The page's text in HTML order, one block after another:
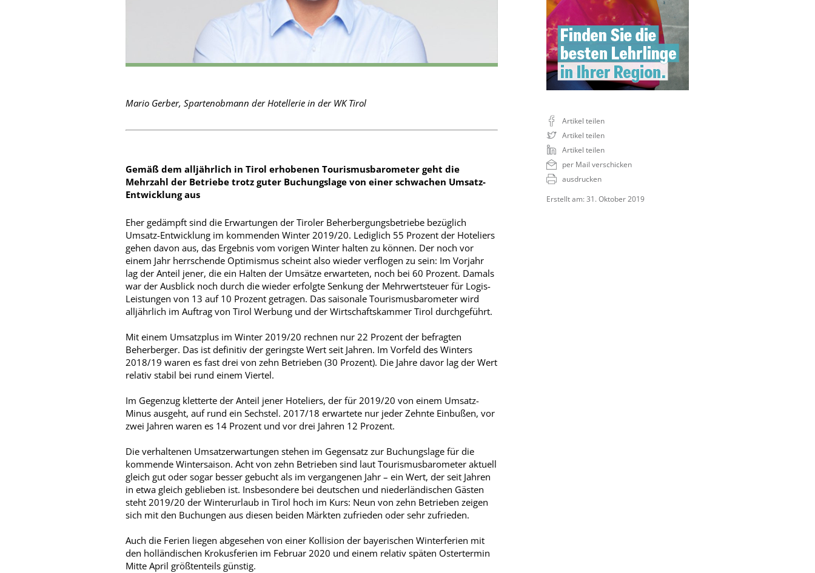
Mario Gerber, Spartenobmann der Hotellerie in der WK Tirol
Gemäß dem alljährlich in Tirol erhobenen Tourismusbarometer geht die
Mehrzahl der Betriebe trotz guter Buchungslage von einer schwachen Umsatz-
Entwicklung aus
Eher gedämpft sind die Erwartungen der Tiroler Beherbergungsbetriebe bezüglich
Umsatz-Entwicklung im kommenden Winter 2019/20. Lediglich 55 Prozent der Hoteliers
gehen davon aus, das Ergebnis vom vorigen Winter halten zu können. Der noch vor
einem Jahr herrschende Optimismus scheint also wieder verflogen zu sein: Im Vorjahr
lag der Anteil jener, die ein Halten der Umsätze erwarteten, noch bei 60 Prozent. Damals
war der Ausblick noch durch die wieder erfolgte Senkung der Mehrwertsteuer für Logis-
Leistungen von 13 auf 10 Prozent getragen. Das saisonale Tourismusbarometer wird
alljährlich im Auftrag von Tirol Werbung und der Wirtschaftskammer Tirol durchgeführt.
Mit einem Umsatzplus im Winter 2019/20 rechnen nur 22 Prozent der befragten
Beherberger. Das ist definitiv der geringste Wert seit Jahren. Im Vorfeld des Winters
2018/19 waren es fast drei von zehn Betrieben (30 Prozent). Die Jahre davor lag der Wert
relativ stabil bei rund einem Viertel.
Im Gegenzug kletterte der Anteil jener Hoteliers, der für 2019/20 von einem Umsatz-
Minus ausgeht, auf rund ein Sechstel. 2017/18 erwartete nur jeder Zehnte Einbußen, vor
zwei Jahren waren es 14 Prozent und vor drei Jahren 12 Prozent.
Die verhaltenen Umsatzerwartungen stehen im Gegensatz zur Buchungslage für die
kommende Wintersaison. Acht von zehn Betrieben sind laut Tourismus­barometer aktuell
gleich gut oder sogar besser gebucht als im vergangenen Jahr – ein Wert, der seit Jahren
in etwa gleich geblieben ist. Insbesondere bei deutschen und niederländischen Gästen
steht 2019/20 der Winterurlaub in Tirol hoch im Kurs: Neun von zehn Betrieben zeigen
sich mit den Buchungen aus diesen beiden Märkten zufrieden oder sehr zufrieden.
Auch die Ferien liegen abgesehen von einer Kollision der bayerischen Winterferien mit
den holländischen Krokusferien im Februar 2020 und einem relativ späten Ostertermin
Mitte April größtenteils günstig.
Artikel teilen
Artikel teilen
Artikel teilen
per Mail verschicken
ausdrucken
Erstellt am: 31. Oktober 2019